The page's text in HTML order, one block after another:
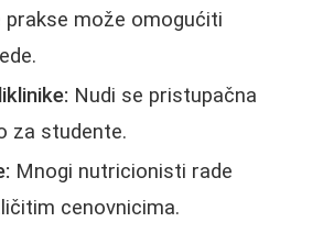
prakse može omogućiti
Nudi se pristupačna
za studente.
Mnogi nutricionisti rade
cenovnicima.